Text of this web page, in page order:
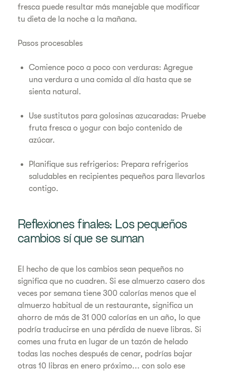
fresca puede resultar más manejable que modificar
tu dieta de la noche a la mañana.
Pasos procesables
Comience poco a poco con verduras: Agregue
una verdura a una comida al día hasta que se
sienta natural.
Use sustitutos para golosinas azucaradas: Pruebe
fruta fresca o yogur con bajo contenido de
azúcar.
Planifique sus refrigerios: Prepara refrigerios
saludables en recipientes pequeños para llevarlos
contigo.
Reflexiones finales: Los pequeños
cambios sí que se suman
El hecho de que los cambios sean pequeños no
significa que no cuadren. Si ese almuerzo casero dos
veces por semana tiene 300 calorías menos que el
almuerzo habitual de un restaurante, significa un
ahorro de más de 31 000 calorías en un año, lo que
podría traducirse en una pérdida de nueve libras. Si
comes una fruta en lugar de un tazón de helado
todas las noches después de cenar, podrías bajar
otras 10 libras en enero próximo... con solo ese